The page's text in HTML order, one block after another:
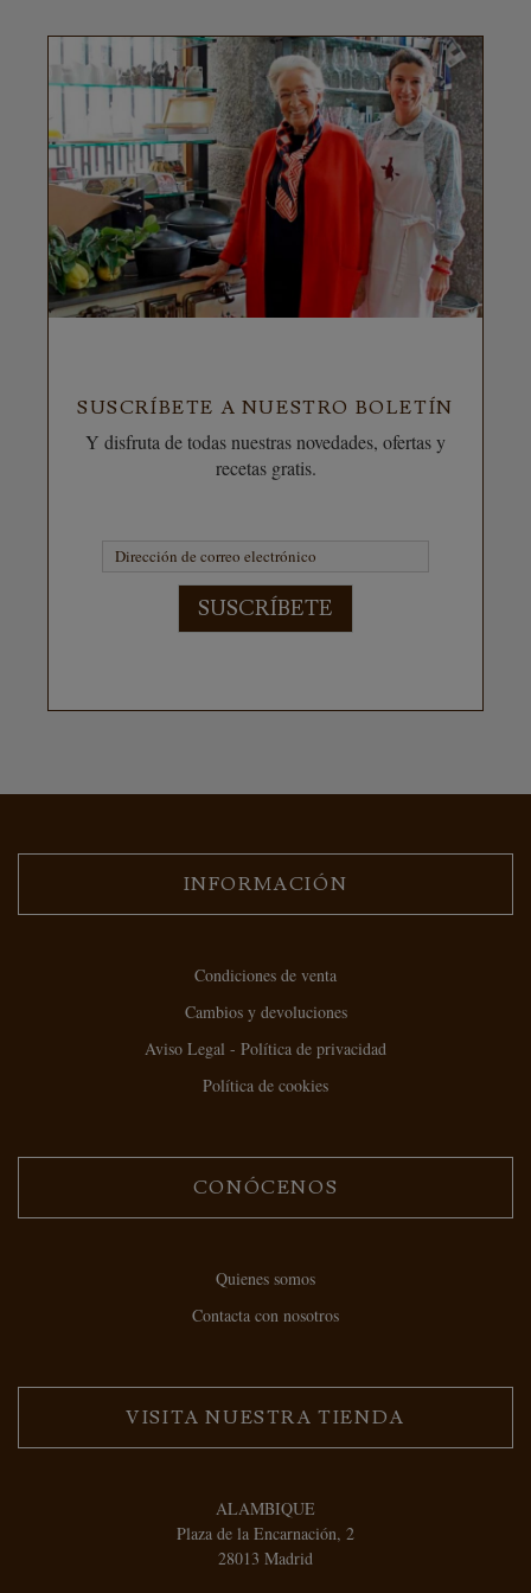
SUSCRÍBETE A NUESTRO BOLETÍN
Y disfruta de todas nuestras novedades, ofertas y
recetas gratis.
SUSCRÍBETE
INFORMACIÓN
Condiciones de venta
Cambios y devoluciones
Aviso Legal - Política de privacidad
Política de cookies
CONÓCENOS
Quienes somos
Contacta con nosotros
VISITA NUESTRA TIENDA
ALAMBIQUE
Plaza de la Encarnación, 2
28013 Madrid